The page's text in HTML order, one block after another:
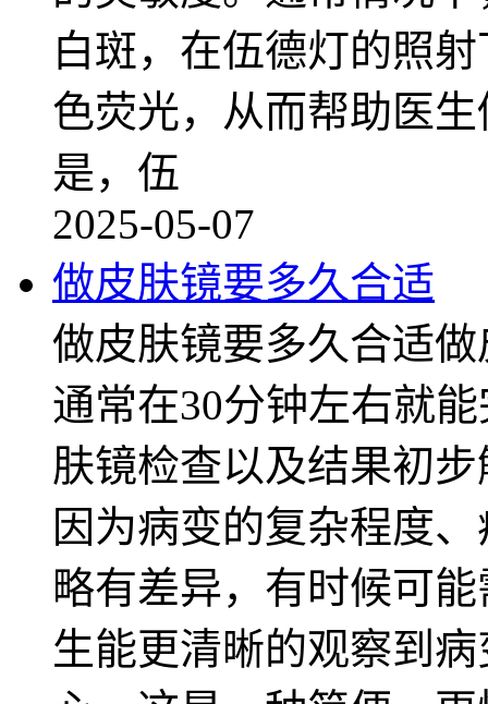
白斑，在伍德灯的照
色荧光，从而帮助医
是，伍
2025-05-07
做皮肤镜要多久合适
做皮肤镜要多久合适
通常在30分钟左右就
肤镜检查以及结果初
因为病变的复杂程度
略有差异，有时候可
生能更清晰的观察到